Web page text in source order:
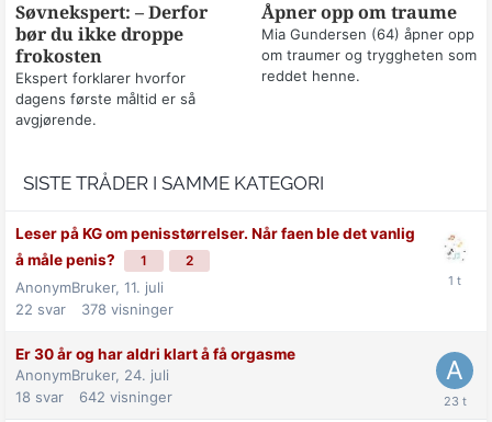
Søvnekspert: – Derfor
bør du ikke droppe
frokosten
Ekspert forklarer hvorfor
dagens første måltid er så
avgjørende.
Åpner opp om traume
Mia Gundersen (64) åpner opp
om traumer og tryggheten som
reddet henne.
SISTE TRÅDER I SAMME KATEGORI
Leser på KG om penisstørrelser. Når faen ble det vanlig
å måle penis?
1 2
AnonymBruker, 11. juli
22 svar 378 visninger
Er 30 år og har aldri klart å få orgasme
AnonymBruker, 24. juli
18 svar 642 visninger